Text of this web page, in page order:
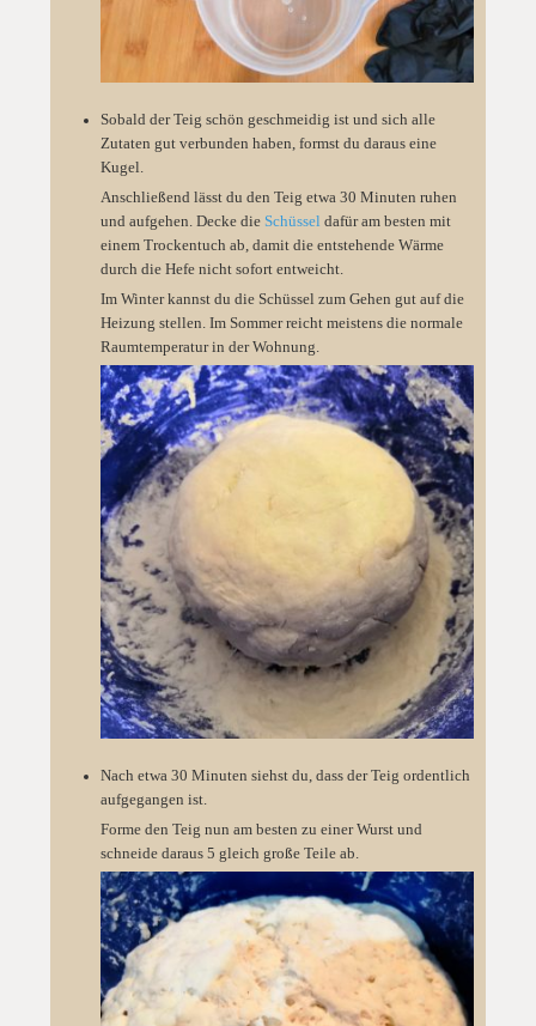
Sobald der Teig schön geschmeidig ist und sich alle
Zutaten gut verbunden haben, formst du daraus eine
Kugel.
Anschließend lässt du den Teig etwa 30 Minuten ruhen
und aufgehen. Decke die Schüssel dafür am besten mit
einem Trockentuch ab, damit die entstehende Wärme
durch die Hefe nicht sofort entweicht.
Im Winter kannst du die Schüssel zum Gehen gut auf die
Heizung stellen. Im Sommer reicht meistens die normale
Raumtemperatur in der Wohnung.
Nach etwa 30 Minuten siehst du, dass der Teig ordentlich
aufgegangen ist.
Forme den Teig nun am besten zu einer Wurst und
schneide daraus 5 gleich große Teile ab.